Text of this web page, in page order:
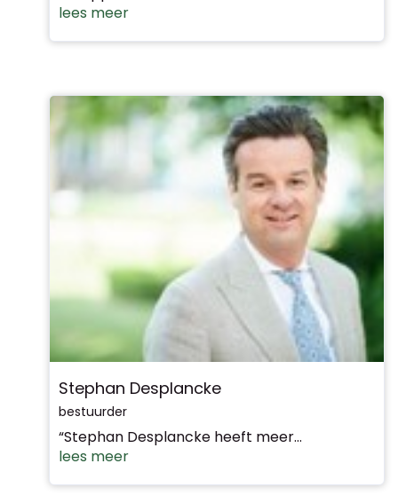
lees meer
Stephan Desplancke
bestuurder
“Stephan Desplancke heeft meer...
lees meer